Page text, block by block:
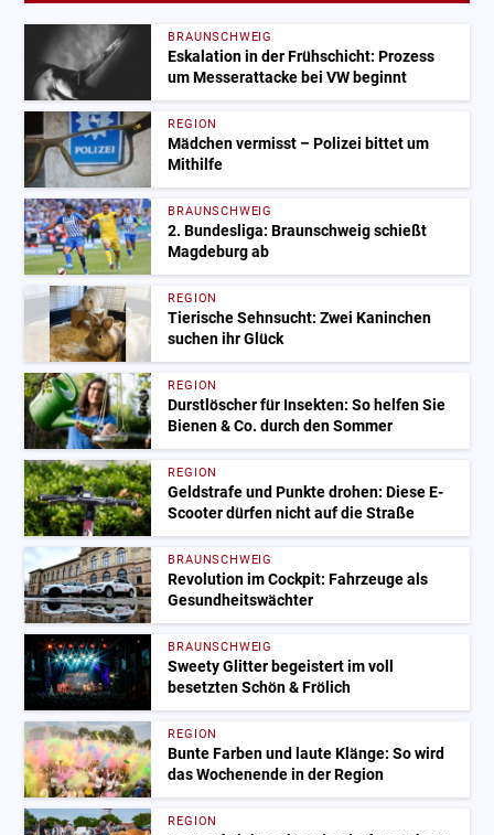
BRAUNSCHWEIG
Eskalation in der Frühschicht: Prozess
um Messerattacke bei VW beginnt
REGION
Mädchen vermisst – Polizei bittet um
Mithilfe
BRAUNSCHWEIG
2. Bundesliga: Braunschweig schießt
Magdeburg ab
REGION
Tierische Sehnsucht: Zwei Kaninchen
suchen ihr Glück
REGION
Durstlöscher für Insekten: So helfen Sie
Bienen & Co. durch den Sommer
REGION
Geldstrafe und Punkte drohen: Diese E-
Scooter dürfen nicht auf die Straße
BRAUNSCHWEIG
Revolution im Cockpit: Fahrzeuge als
Gesundheitswächter
BRAUNSCHWEIG
Sweety Glitter begeistert im voll
besetzten Schön & Frölich
REGION
Bunte Farben und laute Klänge: So wird
das Wochenende in der Region
REGION